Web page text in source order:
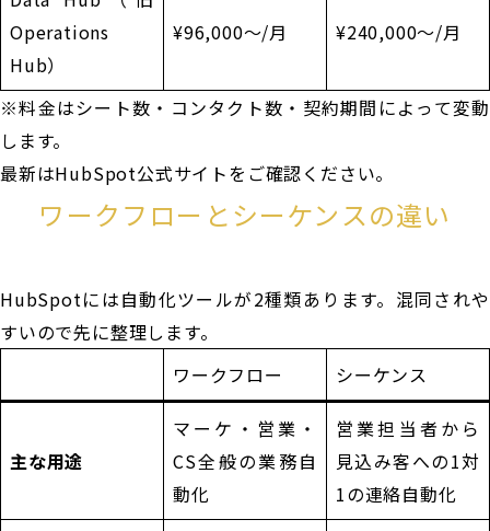
Operations
Hub）
¥96,000〜/月 ¥240,000〜/月
※料金はシート数・コンタクト数・契約期間によって変動
します。
最新はHubSpot公式サイトをご確認ください。
ワークフローとシーケンスの違い
HubSpotには自動化ツールが2種類あります。混同されや
すいので先に整理します。
ワークフロー
シーケンス
主な用途
マーケ・営業・
CS全般の業務自
動化
営業担当者から
見込み客への1対
1の連絡自動化